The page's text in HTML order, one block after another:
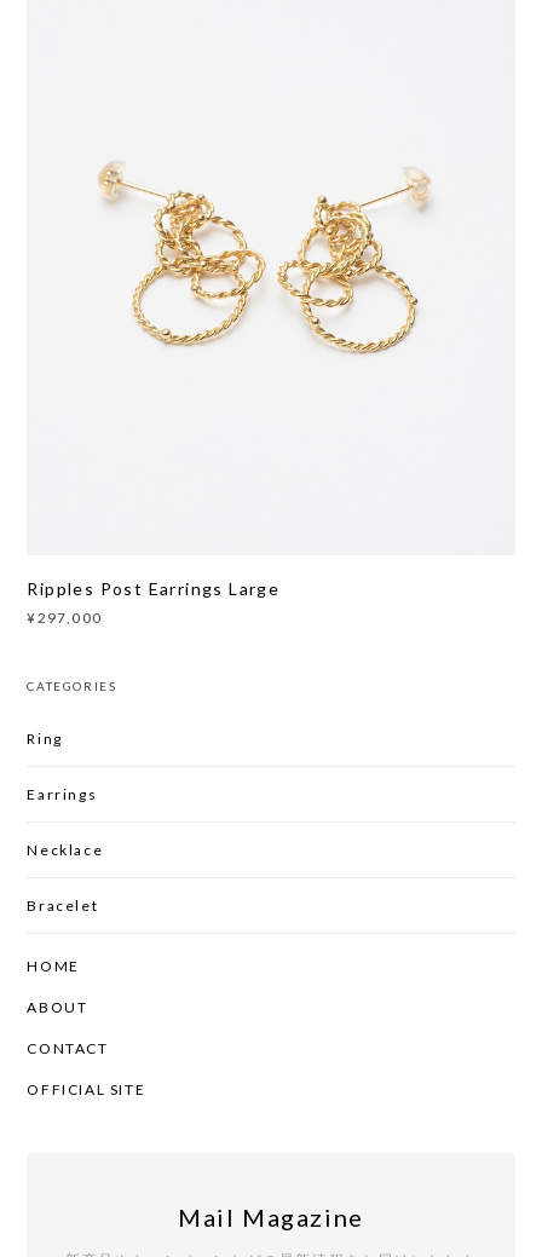
Ripples Post Earrings Large
¥297,000
CATEGORIES
Ring
Earrings
Necklace
Bracelet
HOME
ABOUT
CONTACT
OFFICIAL SITE
Mail Magazine